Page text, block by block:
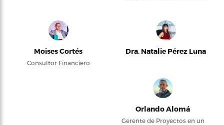
Moises Cortés
Consultor Financiero
Dra. Natalie Pérez Luna
Orlando Alomá
Gerente de Proyectos en un